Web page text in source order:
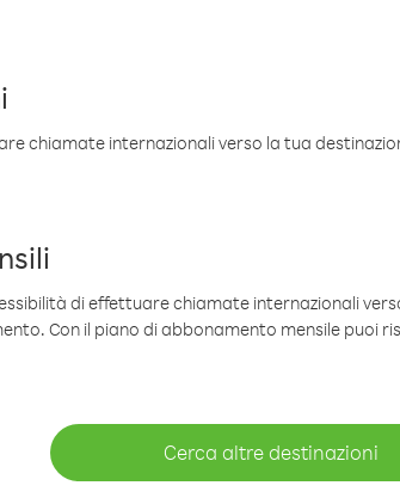
chiamate internazionali verso la tua
di effettuare chiamate internazionali
Con il piano di abbonamento mensile puoi
Cerca altre destinazioni